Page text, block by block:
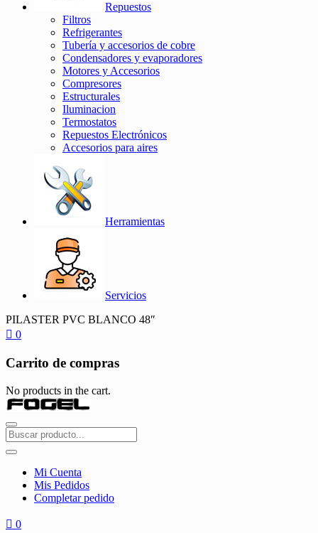
Repuestos
Filtros
Refrigerantes
Tubería y accesorios de cobre
Condensadores y evaporadores
Motores y Accesorios
Compresores
Estructurales
Iluminacion
Termostatos
Repuestos Electrónicos
Accesorios para aires
Herramientas
Servicios
PILASTER PVC BLANCO 48″
0
Carrito de compras
No products in the cart.
Mi Cuenta
Mis Pedidos
Completar pedido
0